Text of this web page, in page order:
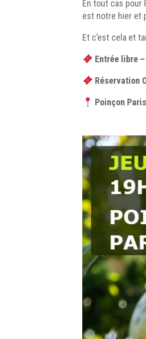
En tout cas pour
est notre hier et
Et c’est cela et
Entrée libre
Réservation
Poinçon